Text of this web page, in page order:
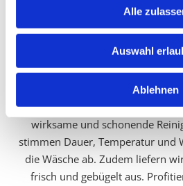
Alle
Auswahl
Ablehnen
Zuverlässiger
Unsere Wäscherei reinige und
seit über 50 Jahren. Wir greifen
Erfahrung zurück, sondern
wirksame und schonende
stimmen Dauer, Temperatur und
die Wäsche ab. Zudem liefern
frisch und gebügelt aus.